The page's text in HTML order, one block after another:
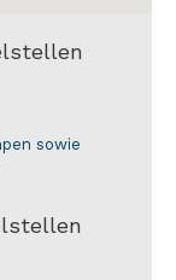
sowie